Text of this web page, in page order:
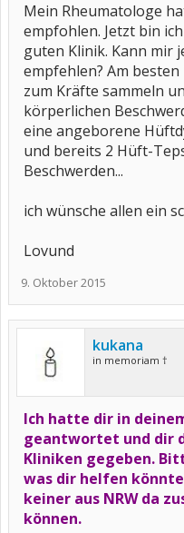
Mein Rheumatologe
empfohlen. Jetzt bin
guten Klinik. Kann mir
empfehlen? Am
zum Kräfte sammeln
körperlichen
eine angeborene
und bereits 2 Hüft-
Beschwerden...
ich wünsche allen ein
Lovund
9. Oktober 2015
kukana
in memoriam †
Ich hatte dir in
geantwortet und dir
Kliniken gegeben.
was dir helfen
keiner aus NRW da
können.